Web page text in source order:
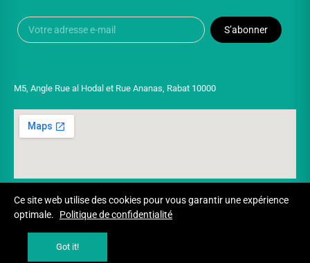
S’abonner
M5, Angle Rue al Hodal et Rue Ananas, Rabat 10000
Ce site web utilise des cookies pour vous garantir une expérience
optimale.
Politique de confidentialité
Got it!